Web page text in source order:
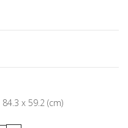
84.3 x 59.2 (cm)